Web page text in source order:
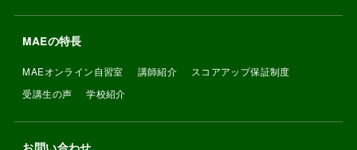
MAEの特長
MAEオンライン自習室 講師紹介
スコアアップ保証制度
受講生の声
学校紹介